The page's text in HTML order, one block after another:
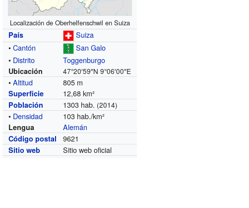
Localización de Oberhelfenschwil en Suiza
País
Suiza
•Cantón
San Galo
• Distrito Toggenburgo
Ubicación 47°20′59″N 9°06′00″E
•Altitud 805 m
Superficie 12,68 km²
Población 1303 hab. (2014)
• Densidad 103 hab./km²
Lengua Alemán
Código postal 9621
Sitio web Sitio web oficial